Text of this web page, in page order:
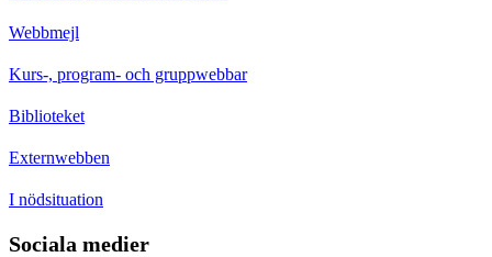
Webbmejl
Kurs-, program- och gruppwebbar
Biblioteket
Externwebben
I nödsituation
Sociala medier